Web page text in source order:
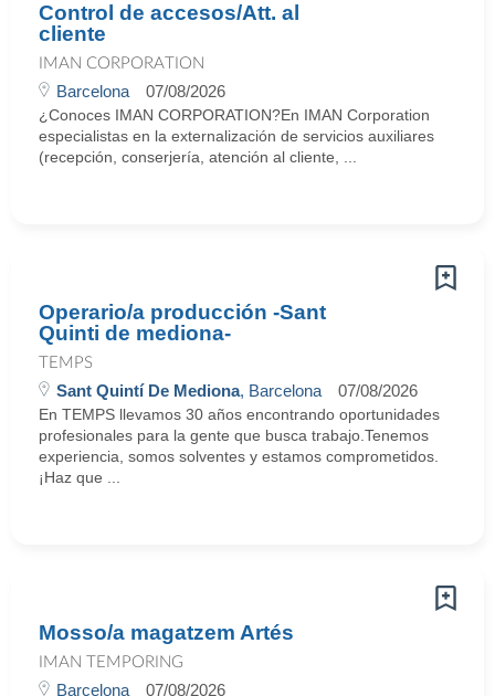
Control de accesos/Att. al
cliente
IMAN CORPORATION
Barcelona 07/08/2026
¿Conoces IMAN CORPORATION?En IMAN Corporation
especialistas en la externalización de servicios auxiliares
(recepción, conserjería, atención al cliente, ...
Operario/a producción -Sant
Quinti de mediona-
TEMPS
Sant Quintí De Mediona, Barcelona 07/08/2026
En TEMPS llevamos 30 años encontrando oportunidades
profesionales para la gente que busca trabajo.Tenemos
experiencia, somos solventes y estamos comprometidos.
¡Haz que ...
Mosso/a magatzem Artés
IMAN TEMPORING
Barcelona 07/08/2026